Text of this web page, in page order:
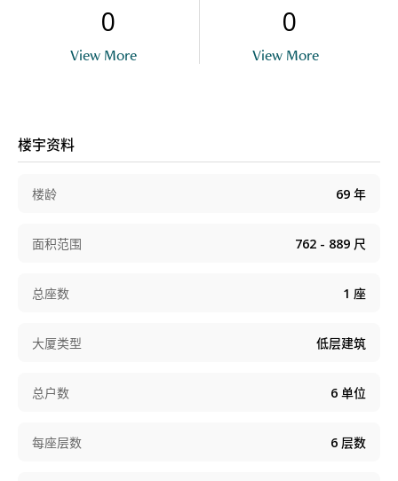
0
View More
0
View More
楼宇资料
楼龄 69 年
面积范围 762 - 889 尺
总座数 1 座
大厦类型 低层建筑
总户数 6 单位
每座层数 6 层数